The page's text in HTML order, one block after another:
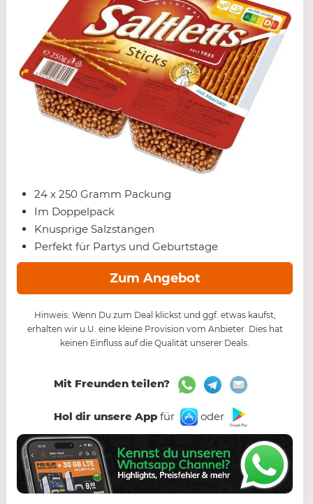
24 x 250 Gramm Packung
Im Doppelpack
Knusprige Salzstangen
Perfekt für Partys und Geburtstage
Zum Angebot
Hinweis: Wenn Du zum Deal klickst und ggf. etwas kaufst,
erhalten wir u.U. eine kleine Provision vom Anbieter. Dies hat
keinen Einfluss auf die Qualität unserer Deals.
Mit Freunden teilen?
Hol dir unsere Appfür oder